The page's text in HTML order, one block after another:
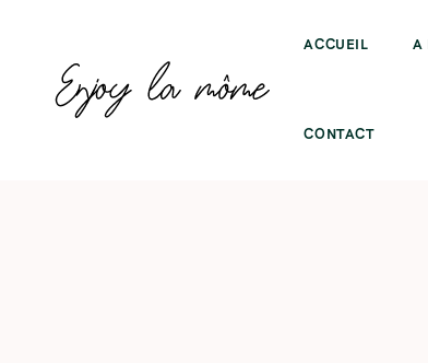
ACCUEIL A
CONTACT